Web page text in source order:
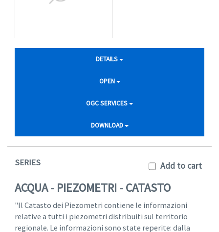
DETAILS
OPEN
OGC SERVICES
DOWNLOAD
SERIES Add to cart
ACQUA - PIEZOMETRI - CATASTO
"Il Catasto dei Piezometri contiene le informazioni
relative a tutti i piezometri distribuiti sul territorio
regionale. Le informazioni sono state reperite: dalla